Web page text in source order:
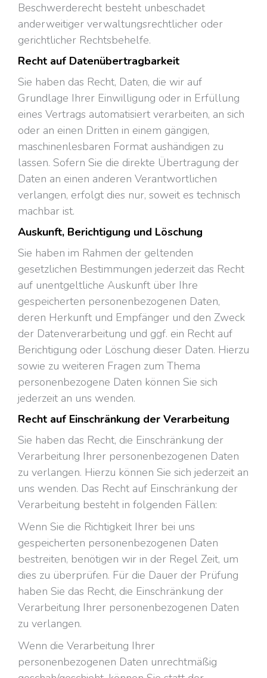
Beschwerderecht besteht unbeschadet
anderweitiger verwaltungsrechtlicher oder
gerichtlicher Rechtsbehelfe.
Recht auf Datenübertragbarkeit
Sie haben das Recht, Daten, die wir auf
Grundlage Ihrer Einwilligung oder in Erfüllung
eines Vertrags automatisiert verarbeiten, an sich
oder an einen Dritten in einem gängigen,
maschinenlesbaren Format aushändigen zu
lassen. Sofern Sie die direkte Übertragung der
Daten an einen anderen Verantwortlichen
verlangen, erfolgt dies nur, soweit es technisch
machbar ist.
Auskunft, Berichtigung und Löschung
Sie haben im Rahmen der geltenden
gesetzlichen Bestimmungen jederzeit das Recht
auf unentgeltliche Auskunft über Ihre
gespeicherten personenbezogenen Daten,
deren Herkunft und Empfänger und den Zweck
der Datenverarbeitung und ggf. ein Recht auf
Berichtigung oder Löschung dieser Daten. Hierzu
sowie zu weiteren Fragen zum Thema
personenbezogene Daten können Sie sich
jederzeit an uns wenden.
Recht auf Einschränkung der Verarbeitung
Sie haben das Recht, die Einschränkung der
Verarbeitung Ihrer personenbezogenen Daten
zu verlangen. Hierzu können Sie sich jederzeit an
uns wenden. Das Recht auf Einschränkung der
Verarbeitung besteht in folgenden Fällen:
Wenn Sie die Richtigkeit Ihrer bei uns
gespeicherten personenbezogenen Daten
bestreiten, benötigen wir in der Regel Zeit, um
dies zu überprüfen. Für die Dauer der Prüfung
haben Sie das Recht, die Einschränkung der
Verarbeitung Ihrer personenbezogenen Daten
zu verlangen.
Wenn die Verarbeitung Ihrer
personenbezogenen Daten unrechtmäßig